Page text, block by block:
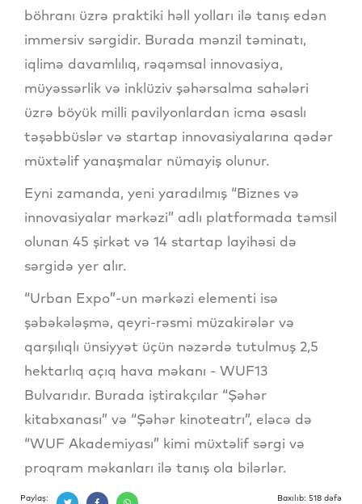
böhranı üzrə praktiki həll yolları ilə tanış edən
immersiv sərgidir. Burada mənzil təminatı,
iqlimə davamlılıq, rəqəmsal innovasiya,
müyəssərlik və inklüziv şəhərsalma sahələri
üzrə böyük milli pavilyonlardan icma əsaslı
təşəbbüslər və startap innovasiyalarına qədər
müxtəlif yanaşmalar nümayiş olunur.
Eyni zamanda, yeni yaradılmış “Biznes və
innovasiyalar mərkəzi” adlı platformada təmsil
olunan 45 şirkət və 14 startap layihəsi də
sərgidə yer alır.
“Urban Expo”-un mərkəzi elementi isə
şəbəkələşmə, qeyri-rəsmi müzakirələr və
qarşılıqlı ünsiyyət üçün nəzərdə tutulmuş 2,5
hektarlıq açıq hava məkanı - WUF13
Bulvarıdır. Burada iştirakçılar “Şəhər
kitabxanası” və “Şəhər kinoteatrı”, eləcə də
“WUF Akademiyası” kimi müxtəlif sərgi və
proqram məkanları ilə tanış ola bilərlər.
Paylaş: Baxılıb: 518 dəfə